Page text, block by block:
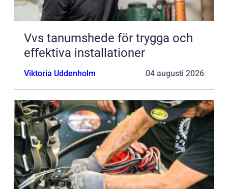
Vvs tanumshede för trygga och
effektiva installationer
Viktoria Uddenholm 04 augusti 2026